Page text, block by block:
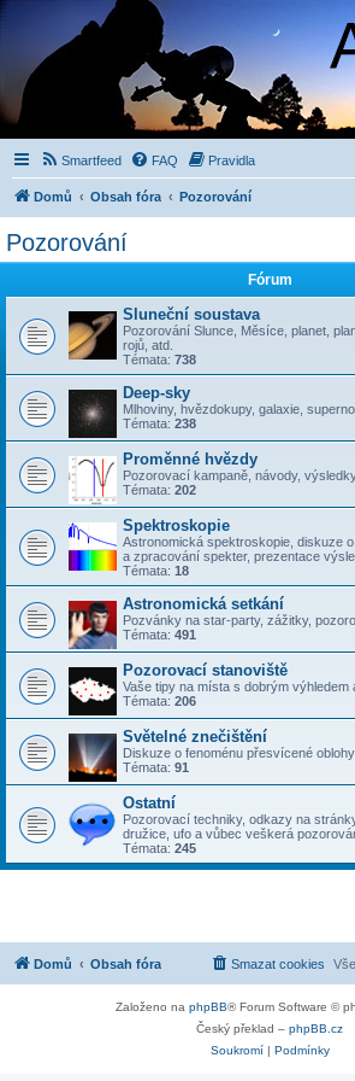
Smartfeed FAQ Pravidla
Domů Obsah fóra Pozorování
Pozorování
Fórum
Sluneční soustava
Pozorování Slunce, Měsíce, planet,
rojů, atd.
Témata: 738
Deep-sky
Mlhoviny, hvězdokupy, galaxie,
Témata: 238
Proměnné hvězdy
Pozorovací kampaně, návody,
Témata: 202
Spektroskopie
Astronomická spektroskopie, diskuze
a zpracování spekter, prezentace
Témata: 18
Astronomická setkání
Pozvánky na star-party, zážitky,
Témata: 491
Pozorovací stanoviště
Vaše tipy na místa s dobrým výhledem
Témata: 206
Světelné znečištění
Diskuze o fenoménu přesvícené
Témata: 91
Ostatní
Pozorovací techniky, odkazy na
družice, ufo a vůbec veškerá
Témata: 245
Domů Obsah fóra Smazat cookies
Založeno na phpBB® Forum Software ©
Český překlad – phpBB.cz
Soukromí| Podmínky